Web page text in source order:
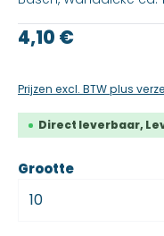
Reguliere prijs:
4,10 €
Prijzen excl. BTW plus
Direct leverbaar,
Groottekiezen